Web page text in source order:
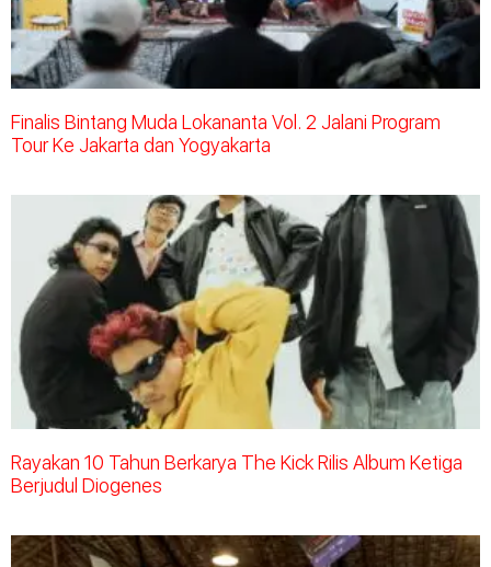
Finalis Bintang Muda Lokananta Vol. 2 Jalani Program
Tour Ke Jakarta dan Yogyakarta
Rayakan 10 Tahun Berkarya The Kick Rilis Album Ketiga
Berjudul Diogenes